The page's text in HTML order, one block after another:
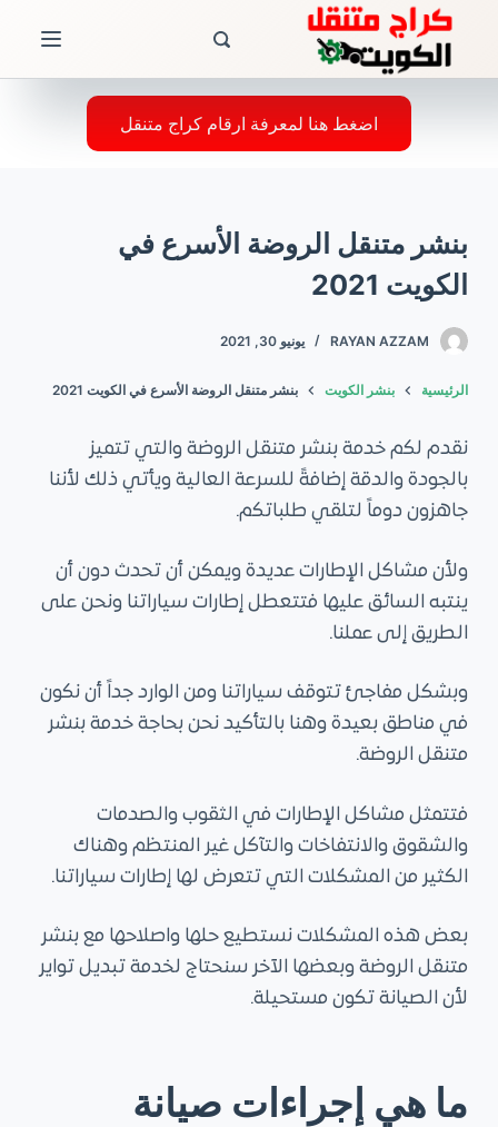
اضغط هنا لمعرفة ارقام كراج متنقل
بنشر متنقل الروضة الأسرع في
الكويت 2021
RAYAN AZZAM يونيو 30, 2021
الرئيسية بنشر الكويت بنشر متنقل الروضة الأسرع في الكويت 2021
نقدم لكم خدمة بنشر متنقل الروضة والتي تتميز
بالجودة والدقة إضافةً للسرعة العالية ويأتي ذلك لأننا
جاهزون دوماً لتلقي طلباتكم.
ولأن مشاكل الإطارات عديدة ويمكن أن تحدث دون أن
ينتبه السائق عليها فتتعطل إطارات سياراتنا ونحن على
الطريق إلى عملنا.
وبشكل مفاجئ تتوقف سياراتنا ومن الوارد جداً أن نكون
في مناطق بعيدة وهنا بالتأكيد نحن بحاجة خدمة بنشر
متنقل الروضة.
فتتمثل مشاكل الإطارات في الثقوب والصدمات
والشقوق والانتفاخات والتآكل غير المنتظم وهناك
الكثير من المشكلات التي تتعرض لها إطارات سياراتنا.
بعض هذه المشكلات نستطيع حلها واصلاحها مع بنشر
متنقل الروضة وبعضها الآخر سنحتاج لخدمة تبديل تواير
لأن الصيانة تكون مستحيلة.
ما هي إجراءات صيانة